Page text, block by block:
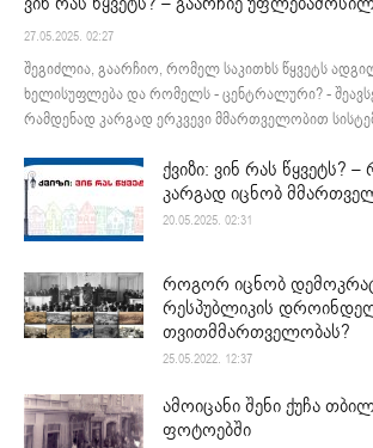
27.05.2025. 02:27
შეგიძლია, გაარჩიო, რომელ საკითხს წყვეტს
ხელისუფლება და რომელს - ცენტრალური? - შეავსე
რამდენად კარგად ერკვევი მმართველობით
ქვიზი: ვინ რას წყვეტს?
კარგად იცნობ
20.05.2025. 02:31
როგორ იცნობ
რესპუბლიკის
თვითმმართველობას?
25.05.2022. 12:37
ამოიცანი შენი ქუჩა
ფოტოებში